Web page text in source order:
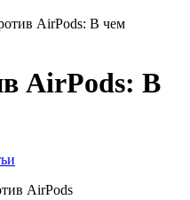
AirPods: В чем
AirPods: В